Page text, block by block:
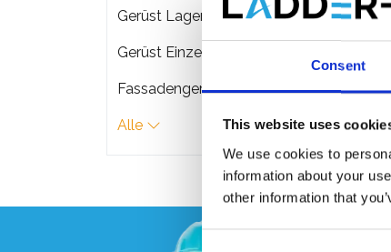
Consent
This website uses
We use cookies to
information about your
other information that
Gerüst Lagerung & Transport
Gerüst Einzelteile
Fassadengerüste
Alle